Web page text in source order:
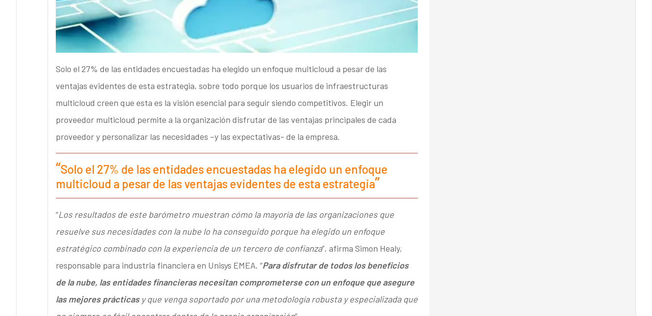
Solo el 27% de las entidades encuestadas ha elegido un enfoque multicloud a pesar de las
ventajas evidentes de esta estrategia, sobre todo porque los usuarios de infraestructuras
multicloud creen que esta es la visión esencial para seguir siendo competitivos. Elegir un
proveedor multicloud permite a la organización disfrutar de las ventajas principales de cada
proveedor y personalizar las necesidades –y las expectativas- de la empresa.
Solo el 27% de las entidades encuestadas ha elegido un enfoque
multicloud a pesar de las ventajas evidentes de esta estrategia
“Los resultados de este barómetro muestran cómo la mayoría de las organizaciones que
resuelve sus necesidades con la nube lo ha conseguido porque ha elegido un enfoque
estratégico combinado con la experiencia de un tercero de confianza”, afirma Simon Healy,
responsable para industria financiera en Unisys EMEA. “Para disfrutar de todos los beneficios
de la nube, las entidades financieras necesitan comprometerse con un enfoque que asegure
las mejores prácticasy que venga soportado por una metodología robusta y especializada que